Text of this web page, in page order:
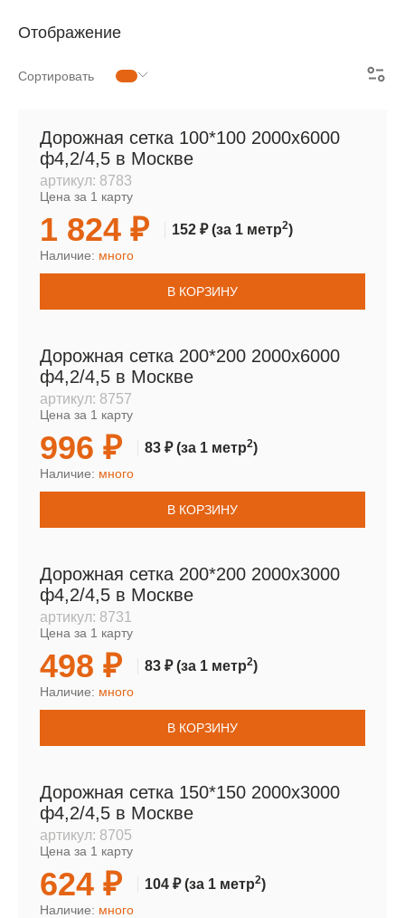
Отображение
Сортировать
Дорожная сетка 100*100 2000х6000
ф4,2/4,5 в Москве
артикул: 8783
Цена за 1 карту
1 824 ₽ 152 ₽(за 1 метр2)
Наличие: много
В КОРЗИНУ
Дорожная сетка 200*200 2000х6000
ф4,2/4,5 в Москве
артикул: 8757
Цена за 1 карту
996 ₽ 83 ₽(за 1 метр2)
Наличие: много
В КОРЗИНУ
Дорожная сетка 200*200 2000х3000
ф4,2/4,5 в Москве
артикул: 8731
Цена за 1 карту
498 ₽ 83 ₽(за 1 метр2)
Наличие: много
В КОРЗИНУ
Дорожная сетка 150*150 2000х3000
ф4,2/4,5 в Москве
артикул: 8705
Цена за 1 карту
624 ₽ 104 ₽(за 1 метр2)
Наличие: много